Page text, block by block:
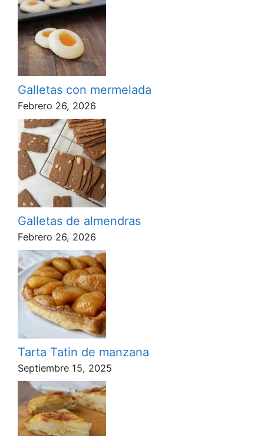
Galletas con mermelada
Febrero 26, 2026
Galletas de almendras
Febrero 26, 2026
Tarta Tatin de manzana
Septiembre 15, 2025